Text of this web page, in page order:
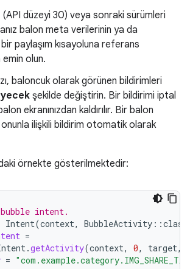
(API düzeyi 30) veya sonraki sürümleri
balon meta verilerinin ya da
paylaşım kısayoluna referans
olun.
baloncuk olarak görünen bildirimleri
şekilde değiştirin. Bir bildirimi iptal
ekranınızdan kaldırılır. Bir balon
onunla ilişkili bildirim otomatik olarak
örnekte gösterilmektedir:
intent.
Intent(context, BubbleActivity ::class
=
.getActivity(context, 0, target,
=